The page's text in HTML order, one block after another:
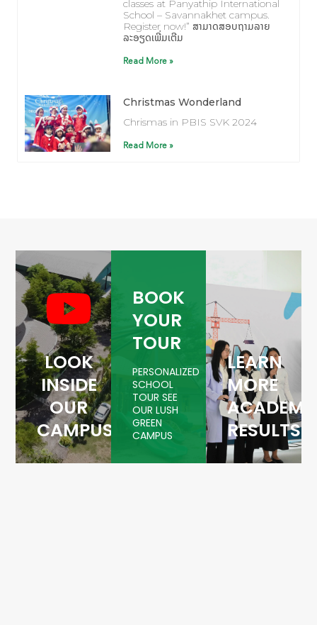
classes at Panyathip International
School – Savannakhet campus.
Register now!” ສາມາດສອບຖາມລາຍ
ລະອຽດເພີ່ມເຕີມ
Read More »
Christmas Wonderland
Chrismas in PBIS SVK 2024
Read More »
LOOK
INSIDE
OUR
CAMPUS
BOOK
YOUR
TOUR
PERSONALIZED
SCHOOL
TOUR SEE
OUR LUSH
GREEN
CAMPUS
LEARN
MORE
RESULTS